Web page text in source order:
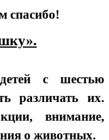
спасибо!
с шестью
различать их.
внимание,
о животных.